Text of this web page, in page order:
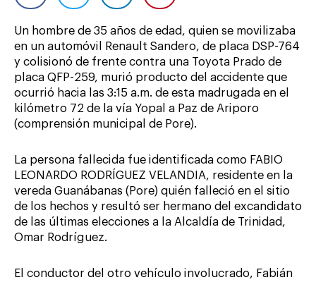
Un hombre de 35 años de edad, quien se movilizaba
en un automóvil Renault Sandero, de placa DSP-764
y colisionó de frente contra una Toyota Prado de
placa QFP-259, murió producto del accidente que
ocurrió hacia las 3:15 a.m. de esta madrugada en el
kilómetro 72 de la vía Yopal a Paz de Ariporo
(comprensión municipal de Pore).
La persona fallecida fue identificada como FABIO
LEONARDO RODRÍGUEZ VELANDIA, residente en la
vereda Guanábanas (Pore) quién falleció en el sitio
de los hechos y resultó ser hermano del excandidato
de las últimas elecciones a la Alcaldía de Trinidad,
Omar Rodríguez.
El conductor del otro vehículo involucrado, Fabián